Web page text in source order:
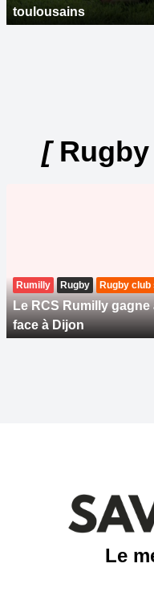
toulousains
[Rugby
Rumilly Rugby Rugby
Le RCS Rumilly gagne
face à Dijon
Le